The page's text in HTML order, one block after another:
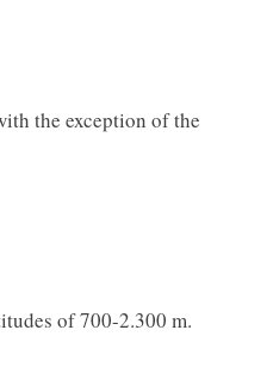
the exception of the
of 700-2.300 m.